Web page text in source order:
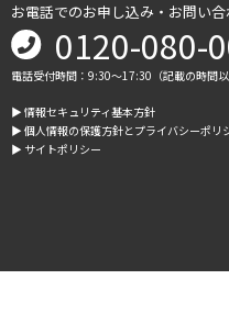
お電話でのお申し込み・お問い合
0120-080-
電話受付時間：9:30～17:30（記載の時間
▶︎ 情報セキュリティ基本方針
▶︎ 個人情報の保護方針とプライバシーポリ
▶︎ サイトポリシー